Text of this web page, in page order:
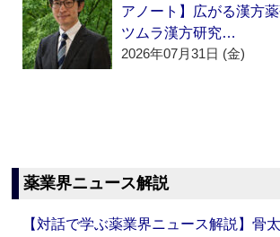
アノート】広がる漢方
ツムラ漢方研究…
2026年07月31日 (金)
薬業界ニュース解説
【対話で学ぶ薬業界ニュース解説】骨